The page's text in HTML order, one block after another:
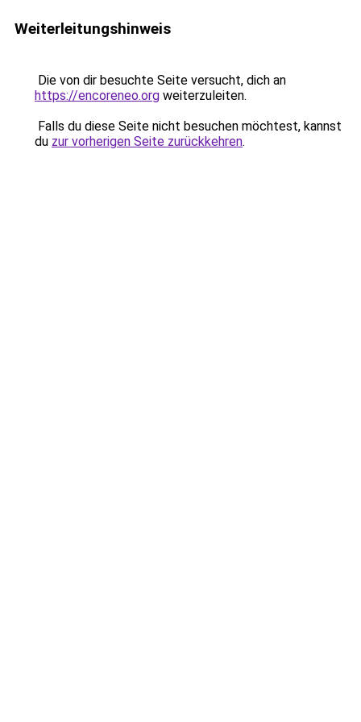
Weiterleitungshinweis
Die von dir besuchte Seite versucht, dich an
https://encoreneo.org weiterzuleiten.
Falls du diese Seite nicht besuchen möchtest, kannst
du zur vorherigen Seite zurückkehren.